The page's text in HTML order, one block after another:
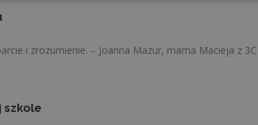
i zrozumienie. – Joanna Mazur, mama Macieja z 3C
szkole